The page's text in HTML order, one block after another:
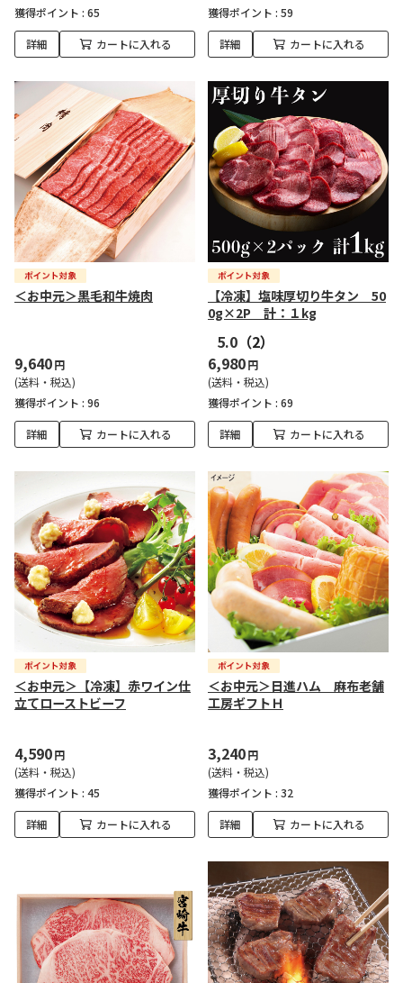
獲得ポイント : 65
詳細 カートに入れる
獲得ポイント : 59
詳細 カートに入れる
＜お中元＞黒毛和牛焼肉
9,640円
(送料・税込)
獲得ポイント : 96
詳細 カートに入れる
【冷凍】塩味厚切り牛タン 50
0g×2P 計：１kg
5.0 （2）
6,980円
(送料・税込)
獲得ポイント : 69
詳細 カートに入れる
＜お中元＞【冷凍】赤ワイン仕
立てローストビーフ
4,590円
(送料・税込)
獲得ポイント : 45
詳細 カートに入れる
＜お中元＞日進ハム 麻布老舗
工房ギフトＨ
3,240円
(送料・税込)
獲得ポイント : 32
詳細 カートに入れる